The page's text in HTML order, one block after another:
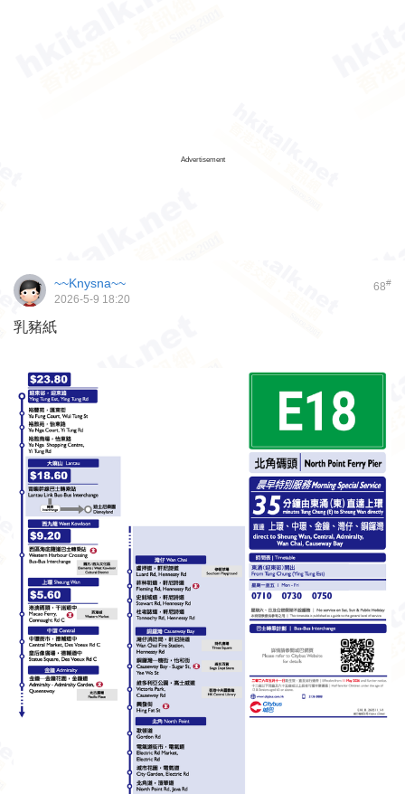
Advertisement
68#
~~Knysna~~
2026-5-9 18:20
乳豬紙